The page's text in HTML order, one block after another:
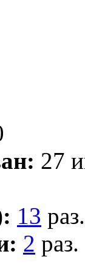
27
13 раз.
2 раз.